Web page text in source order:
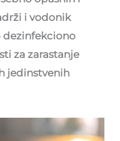
i vodonik
dezinfekciono
za zarastanje
jedinstvenih